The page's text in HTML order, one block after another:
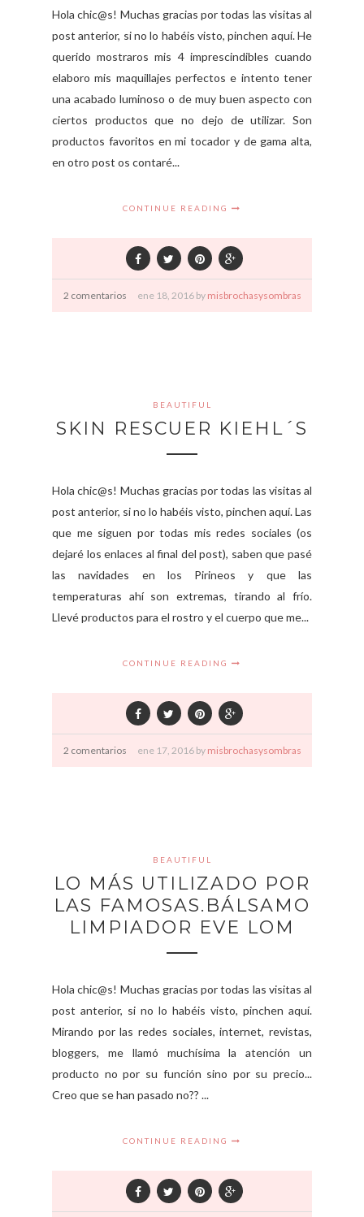
Hola chic@s! Muchas gracias por todas las visitas al
post anterior, si no lo habéis visto, pinchen aquí. He
querido mostraros mis 4 imprescindibles cuando
elaboro mis maquillajes perfectos e intento tener
una acabado luminoso o de muy buen aspecto con
ciertos productos que no dejo de utilizar. Son
productos favoritos en mi tocador y de gama alta,
en otro post os contaré...
CONTINUE READING
2 comentarios ene 18, 2016 by misbrochasysombras
BEAUTIFUL
SKIN RESCUER KIEHL´S
Hola chic@s! Muchas gracias por todas las visitas al
post anterior, si no lo habéis visto, pinchen aquí. Las
que me siguen por todas mis redes sociales (os
dejaré los enlaces al final del post), saben que pasé
las navidades en los Pirineos y que las
temperaturas ahí son extremas, tirando al frío.
Llevé productos para el rostro y el cuerpo que me...
CONTINUE READING
2 comentarios ene 17, 2016 by misbrochasysombras
BEAUTIFUL
LO MÁS UTILIZADO POR
LAS FAMOSAS.BÁLSAMO
LIMPIADOR EVE LOM
Hola chic@s! Muchas gracias por todas las visitas al
post anterior, si no lo habéis visto, pinchen aquí.
Mirando por las redes sociales, internet, revistas,
bloggers, me llamó muchísima la atención un
producto no por su función sino por su precio...
Creo que se han pasado no?? ...
CONTINUE READING